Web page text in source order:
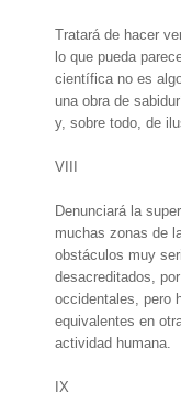
Tratará de hacer
lo que pueda
científica no es
una obra de
y, sobre todo, de
VIII
Denunciará la
muchas zonas de
obstáculos muy
desacreditados,
occidentales, pero
equivalentes en
actividad humana.
IX